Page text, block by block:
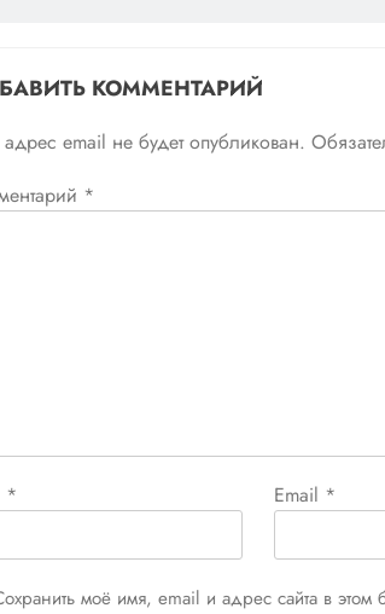
КОММЕНТАРИЙ
email не будет опубликован.
*
* Email *
моё имя, email и адрес сайта в